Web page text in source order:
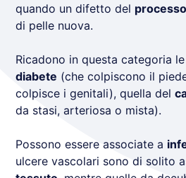
quando un difetto del
di pelle nuova.
Ricadono in questa categoria le
diabete (che colpiscono il
colpisce i genitali), quella del
da stasi, arteriosa o mista).
Possono essere associate a
ulcere vascolari sono di solito